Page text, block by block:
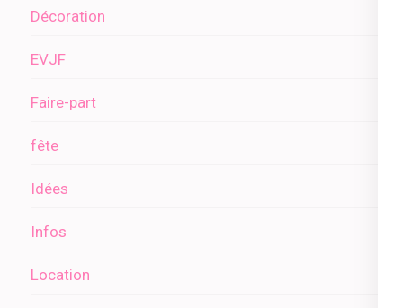
Décoration
EVJF
Faire-part
fête
Idées
Infos
Location